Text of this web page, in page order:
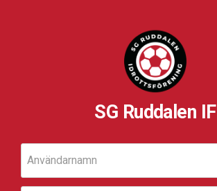
SG Ruddalen IF
Användarnamn